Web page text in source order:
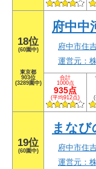
18位
(60園中)
東京都
903位
(3289園中)
府中中
府中市住
運営元：
合計
1000点
935点
(平均912点)
19位
(60園中)
まなび
府中市住
運営元：